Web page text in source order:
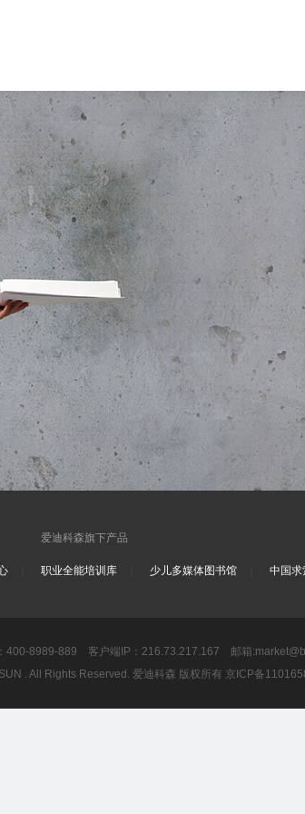
爱迪科森旗下产品
职业全能培训库 少儿多媒体图书馆 中国求
400-8989-889 客户端IP：216.73.217.167 邮箱
. All Rights Reserved. 爱迪科森 版权所有 京ICP备